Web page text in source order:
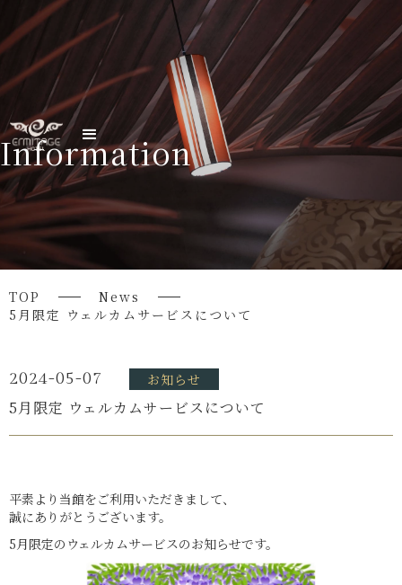
Information
TOP
News
5月限定 ウェルカムサービスについて
2024-05-07 お知らせ
5月限定 ウェルカムサービスについて
平素より当館をご利用いただきまして、
誠にありがとうございます。
5月限定のウェルカムサービスのお知らせです。